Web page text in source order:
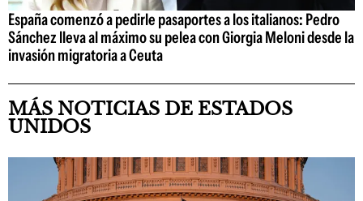
España comenzó a pedirle pasaportes a los italianos: Pedro
Sánchez lleva al máximo su pelea con Giorgia Meloni desde la
invasión migratoria a Ceuta
MÁS NOTICIAS DE ESTADOS
UNIDOS